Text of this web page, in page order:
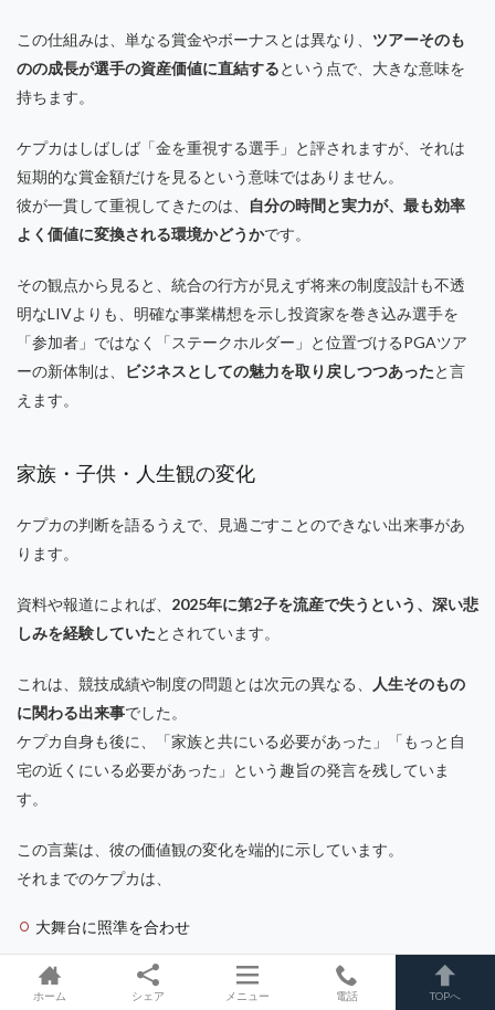
この仕組みは、単なる賞金やボーナスとは異なり、 ツアーそのも
のの成長が選手の資産価値に直結するという点で、大きな意味を
持ちます。
ケプカはしばしば「金を重視する選手」と評されますが、それは
短期的な賞金額だけを見るという意味ではありません。
彼が一貫して重視してきたのは、
自分の時間と実力が、最も効率
よく価値に変換される環境かどうかです。
その観点から見ると、 統合の行方が見えず将来の制度設計も不透
明なLIVよりも、 明確な事業構想を示し投資家を巻き込み選手を
「参加者」ではなく「ステークホルダー」と位置づけるPGAツア
ーの新体制は、
ビジネスとしての魅力を取り戻しつつあったと言
えます。
家族・子供・人生観の変化
ケプカの判断を語るうえで、見過ごすことのできない出来事があ
ります。
資料や報道によれば、 2025年に第2子を流産で失うという、深い悲
しみを経験していたとされています。
これは、競技成績や制度の問題とは次元の異なる、
人生そのもの
に関わる出来事でした。
ケプカ自身も後に、「家族と共にいる必要があった」「もっと自
宅の近くにいる必要があった」という趣旨の発言を残していま
す。
この言葉は、彼の価値観の変化を端的に示しています。
それまでのケプカは、
大舞台に照準を合わせ
移動や環境の過酷さを厭わず
勝つためにすべてを最適化する
ホーム シェア メニュー 電話 TOPへ